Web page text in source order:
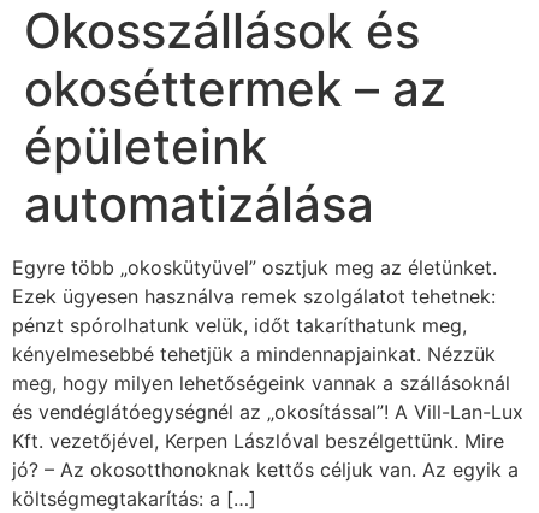
Okosszállások és
okoséttermek – az
épületeink
automatizálása
Egyre több „okoskütyüvel” osztjuk meg az életünket.
Ezek ügyesen használva remek szolgálatot tehetnek:
pénzt spórolhatunk velük, időt takaríthatunk meg,
kényelmesebbé tehetjük a mindennapjainkat. Nézzük
meg, hogy milyen lehetőségeink vannak a szállásoknál
és vendéglátóegységnél az „okosítással”! A Vill-Lan-Lux
Kft. vezetőjével, Kerpen Lászlóval beszélgettünk. Mire
jó? – Az okosotthonoknak kettős céljuk van. Az egyik a
költségmegtakarítás: a […]